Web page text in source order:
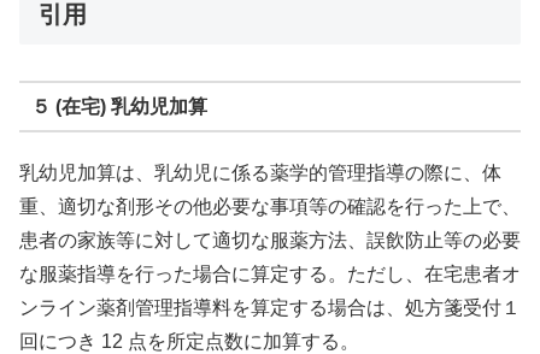
引用
５ (在宅) 乳幼児加算
乳幼児加算は、乳幼児に係る薬学的管理指導の際に、体
重、適切な剤形その他必要な事項等の確認を行った上で、
患者の家族等に対して適切な服薬方法、誤飲防止等の必要
な服薬指導を行った場合に算定する。ただし、在宅患者オ
ンライン薬剤管理指導料を算定する場合は、処方箋受付１
回につき 12 点を所定点数に加算する。